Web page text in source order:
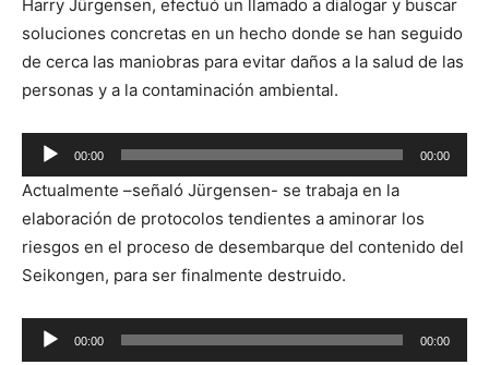
Harry Jürgensen, efectuó un llamado a dialogar y buscar
soluciones concretas en un hecho donde se han seguido
de cerca las maniobras para evitar daños a la salud de las
personas y a la contaminación ambiental.
Reproductor
de
audio
00:00 00:00
Actualmente –señaló Jürgensen- se trabaja en la
elaboración de protocolos tendientes a aminorar los
riesgos en el proceso de desembarque del contenido del
Seikongen, para ser finalmente destruido.
Reproductor
de
00:00 00:00